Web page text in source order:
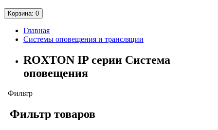
Корзина: 0
Главная
Системы оповещения и трансляции
ROXTON IP серии Система
оповещения
Фильтр
Фильтр товаров